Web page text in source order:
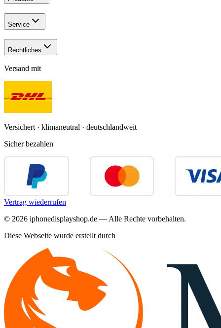
Service
Rechtliches
Versand mit
Versichert · klimaneutral · deutschlandweit
Sicher bezahlen
Vertrag wiederrufen
© 2026 iphonedisplayshop.de — Alle Rechte vorbehalten.
Diese Webseite wurde erstellt durch